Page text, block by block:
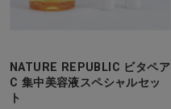
NATURE REPUBLIC ビタペア
C 集中美容液スペシャルセッ
ト